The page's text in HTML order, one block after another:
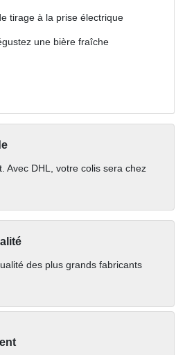
tirage à la prise électrique
une bière fraîche
Avec DHL, votre colis sera chez
des plus grands fabricants